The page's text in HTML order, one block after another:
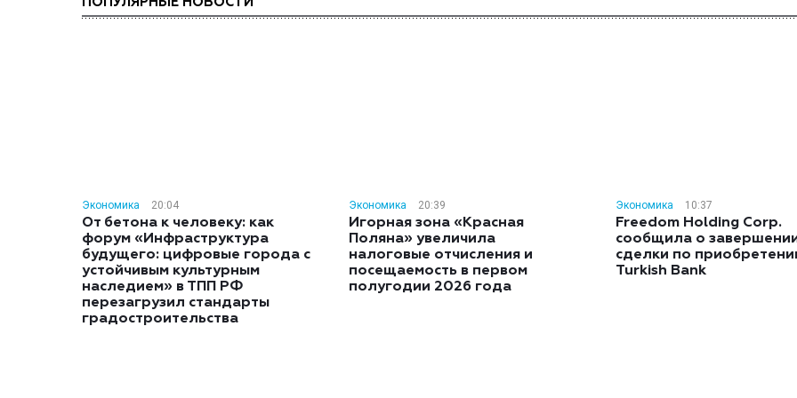
Экономика 20:04
От бетона к человеку: как
форум «Инфраструктура
будущего: цифровые города с
устойчивым культурным
наследием» в ТПП РФ
перезагрузил стандарты
градостроительства
Экономика 20:39
Игорная зона «Красная
Поляна» увеличила
налоговые отчисления и
посещаемость в первом
полугодии 2026 года
Экономика 10:37
Freedom Holding Corp.
сообщила о
сделки по
Turkish Bank